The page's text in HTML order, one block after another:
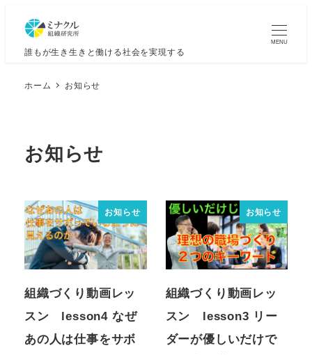
誰もが生き生きと働ける社会を実現する
MENU
ホーム お知らせ
お知らせ
お知らせ
組織づくり動画レッ
スン lesson4 なぜ
あの人は仕事をサボ
お知らせ
組織づくり動画レッ
スン lesson3 リー
ダーが優しいだけで